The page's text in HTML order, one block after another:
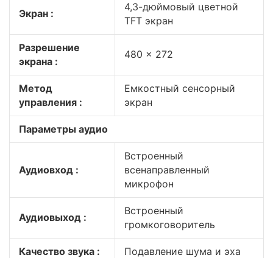
Экран :
4,3-дюймовый цветной
TFT экран
Разрешение
экрана :
480 × 272
Метод
управления :
Емкостный сенсорный
экран
Параметры аудио
Аудиовход :
Встроенный
всенаправленный
микрофон
Аудиовыход :
Встроенный
громкоговоритель
Качество звука : Подавление шума и эха